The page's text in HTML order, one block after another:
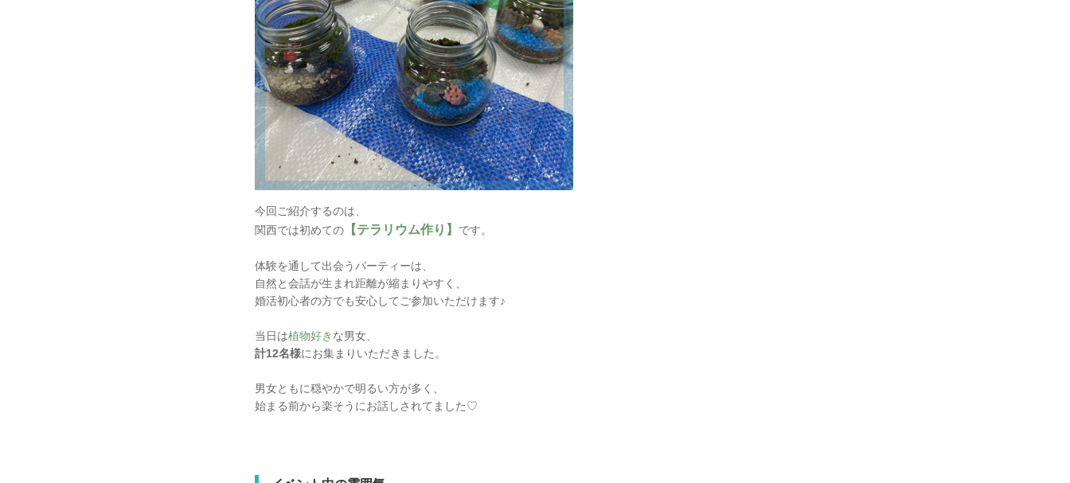
今回ご紹介するのは、
関西では初めての【テラリウム作り】 です。
体験を通して出会うパーティーは、
自然と会話が生まれ距離が縮まりやすく、
婚活初心者の方でも安心してご参加いただけます♪
当日は植物好き な男女、
計12名様にお集まりいただきました。
男女ともに穏やかで明るい方が多く、
始まる前から楽そうにお話しされてました♡